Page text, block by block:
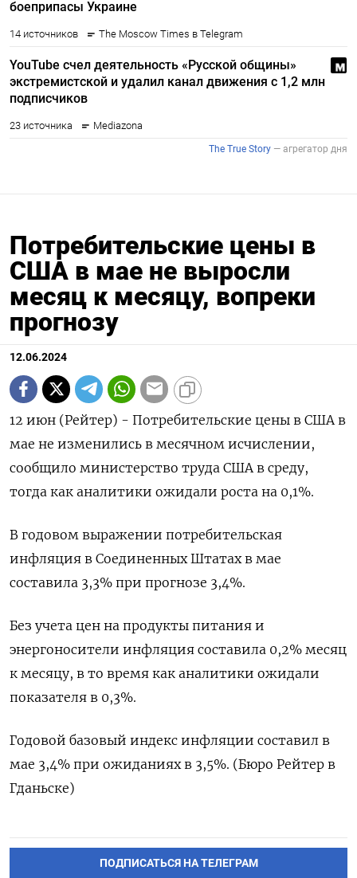
Потребительские цены в
США в мае не выросли
месяц к месяцу, вопреки
прогнозу
12.06.2024
12 июн (Рейтер) - Потребительские цены в США в
мае не изменились в месячном исчислении,
сообщило министерство труда США в среду,
тогда как аналитики ожидали роста на 0,1%.
В годовом выражении потребительская
инфляция в Соединенных Штатах в мае
составила 3,3% при прогнозе 3,4%.
Без учета цен на продукты питания и
энергоносители инфляция составила 0,2% месяц
к месяцу, в то время как аналитики ожидали
показателя в 0,3%.
Годовой базовый индекс инфляции составил в
мае 3,4% при ожиданиях в 3,5%. (Бюро Рейтер в
Гданьске)
ПОДПИСАТЬСЯ НА ТЕЛЕГРАМ